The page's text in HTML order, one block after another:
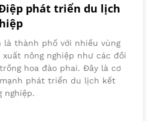
phát triển du lịch
là thành phố với nhiều vùng
nông nghiệp như các đồi
hoa đào phai. Đây là cơ
phát triển du lịch kết
nghiệp.